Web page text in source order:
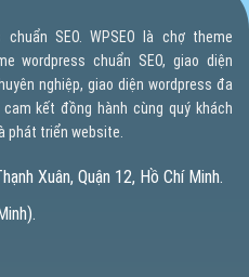
SEO. WPSEO là chợ theme
wordpress chuẩn SEO, giao diện
nghiệp, giao diện wordpress đa
kết đồng hành cùng quý khách
phát triển website.
Xuân, Quận 12, Hồ Chí Minh.